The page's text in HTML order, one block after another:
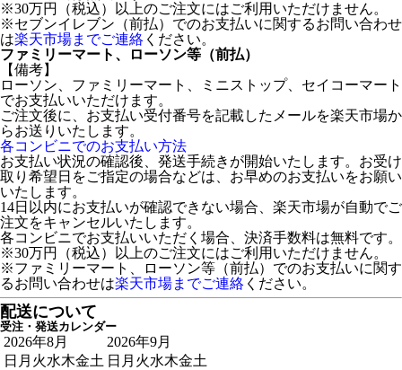
※30万円（税込）以上のご注文にはご利用いただけません。
※セブンイレブン（前払）でのお支払いに関するお問い合わせ
は楽天市場までご連絡 ください。
ファミリーマート、ローソン等（前払）
【備考】
ローソン、ファミリーマート、ミニストップ、セイコーマート
でお支払いいただけます。
ご注文後に、お支払い受付番号を記載したメールを楽天市場か
らお送りいたします。
各コンビニでのお支払い方法
お支払い状況の確認後、発送手続きが開始いたします。お受け
取り希望日をご指定の場合などは、お早めのお支払いをお願い
いたします。
14日以内にお支払いが確認できない場合、楽天市場が自動でご
注文をキャンセルいたします。
各コンビニでお支払いいただく場合、決済手数料は無料です。
※30万円（税込）以上のご注文にはご利用いただけません。
※ファミリーマート、ローソン等（前払）でのお支払いに関す
るお問い合わせは楽天市場までご連絡 ください。
配送について
受注・発送カレンダー
2026年8月
日 月 火水木金土
2026年9月
日 月 火水木金土